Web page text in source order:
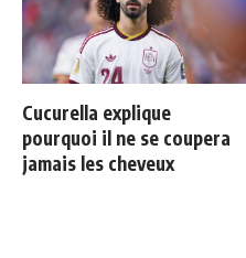
Cucurella explique
pourquoi il ne se coupera
jamais les cheveux